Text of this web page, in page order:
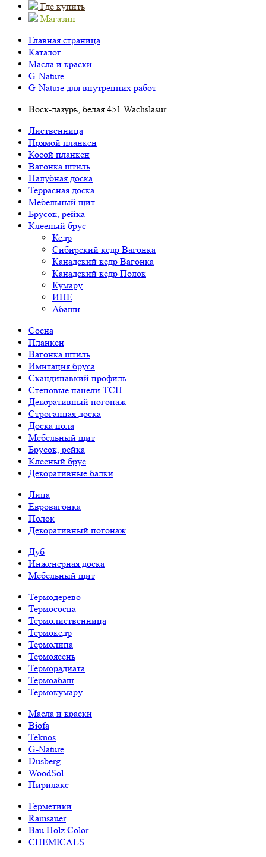
Где купить
Магазин
Главная страница
Каталог
Масла и краски
G-Nature
G-Nature для внутренних работ
Воск-лазурь, белая 451 Wachslasur
Лиственница
Прямой планкен
Косой планкен
Вагонка штиль
Палубная доска
Террасная доска
Мебельный щит
Брусок, рейка
Клееный брус
Кедр
Сибирский кедр Вагонка
Канадский кедр Вагонка
Канадский кедр Полок
Кумару
ИПЕ
Абаши
Сосна
Планкен
Вагонка штиль
Имитация бруса
Скандинавкий профиль
Стеновые панели ТСП
Декоративный погонаж
Строганная доска
Доска пола
Мебельный щит
Брусок, рейка
Клееный брус
Декоративные балки
Липа
Евровагонка
Полок
Декоративный погонаж
Дуб
Инженерная доска
Мебельный щит
Термодерево
Термососна
Термолиственница
Термокедр
Термолипа
Термоясень
Терморадиата
Термоабаш
Термокумару
Масла и краски
Biofa
Teknos
G-Nature
Dusberg
WoodSol
Пирилакс
Герметики
Ramsauer
Bau Holz Color
CHEMICALS